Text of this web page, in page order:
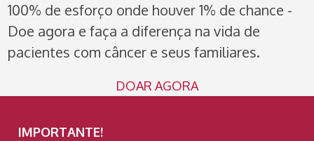
100% de esforço onde houver 1% de chance -
Doe agora e faça a diferença na vida de
pacientes com câncer e seus familiares.
DOAR AGORA
IMPORTANTE!